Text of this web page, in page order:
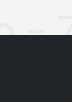
-
TMAVÝ REŽIM